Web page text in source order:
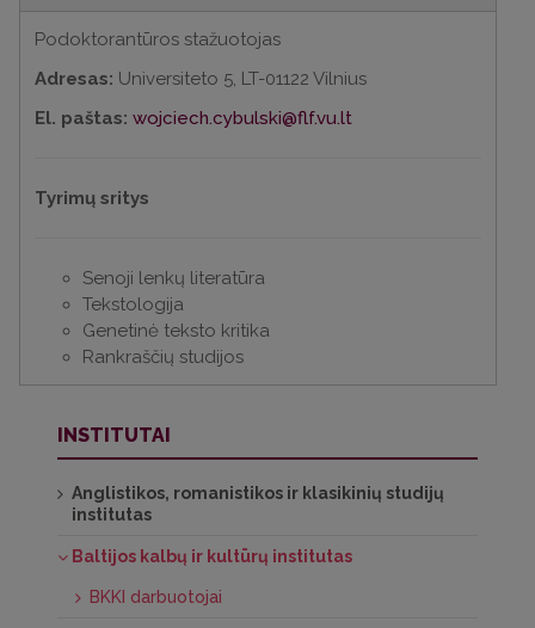
Podoktorantūros stažuotojas
Adresas: Universiteto 5, LT-01122 Vilnius
El. paštas: wojciech.cybulski@flf.vu.lt
Tyrimų sritys
Senoji lenkų literatūra
Tekstologija
Genetinė teksto kritika
Rankraščių studijos
INSTITUTAI
Anglistikos, romanistikos ir klasikinių studijų
institutas
Baltijos kalbų ir kultūrų institutas
BKKI darbuotojai